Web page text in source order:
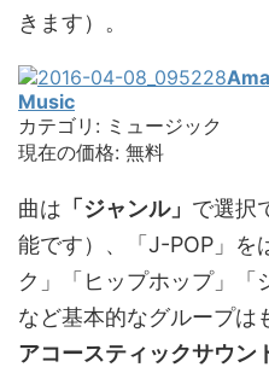
きます）。
Music
カテゴリ: ミュージック
現在の価格: 無料
曲は 「ジャンル」 で選択
能です）、「J-POP」を
ク」「ヒップホップ」「
など基本的なグループは
アコースティックサウン